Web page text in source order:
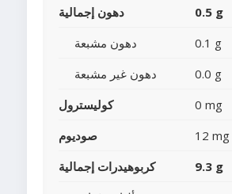
دهون إجمالية 0.5 g
دهون مشبعة
0.1 g
دهون غير مشبعة
0.0 g
كوليسترول
0 mg
صوديوم
12 mg
كربوهيدرات إجمالية
9.3 g